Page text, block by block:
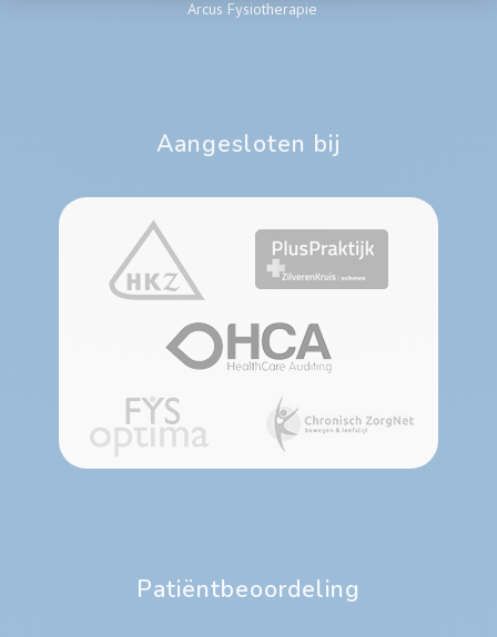
Arcus Fysiotherapie
Aangesloten bij
Patiëntbeoordeling